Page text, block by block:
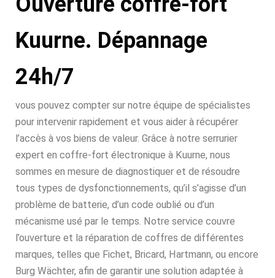
Kuurne. Dépannage
24h/7
vous pouvez compter sur notre équipe de spécialistes
pour intervenir rapidement et vous aider à récupérer
l’accès à vos biens de valeur. Grâce à notre serrurier
expert en coffre-fort électronique à Kuurne, nous
sommes en mesure de diagnostiquer et de résoudre
tous types de dysfonctionnements, qu’il s’agisse d’un
problème de batterie, d’un code oublié ou d’un
mécanisme usé par le temps. Notre service couvre
l’ouverture et la réparation de coffres de différentes
marques, telles que Fichet, Bricard, Hartmann, ou encore
Burg Wächter, afin de garantir une solution adaptée à